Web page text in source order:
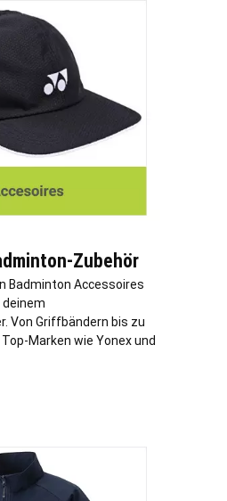
Zubehör
Badminton Accessoires
Von Griffbändern bis zu
Marken wie Yonex und